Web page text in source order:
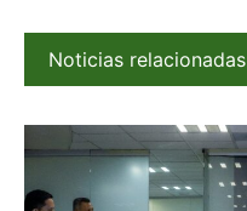
Noticias relacionadas